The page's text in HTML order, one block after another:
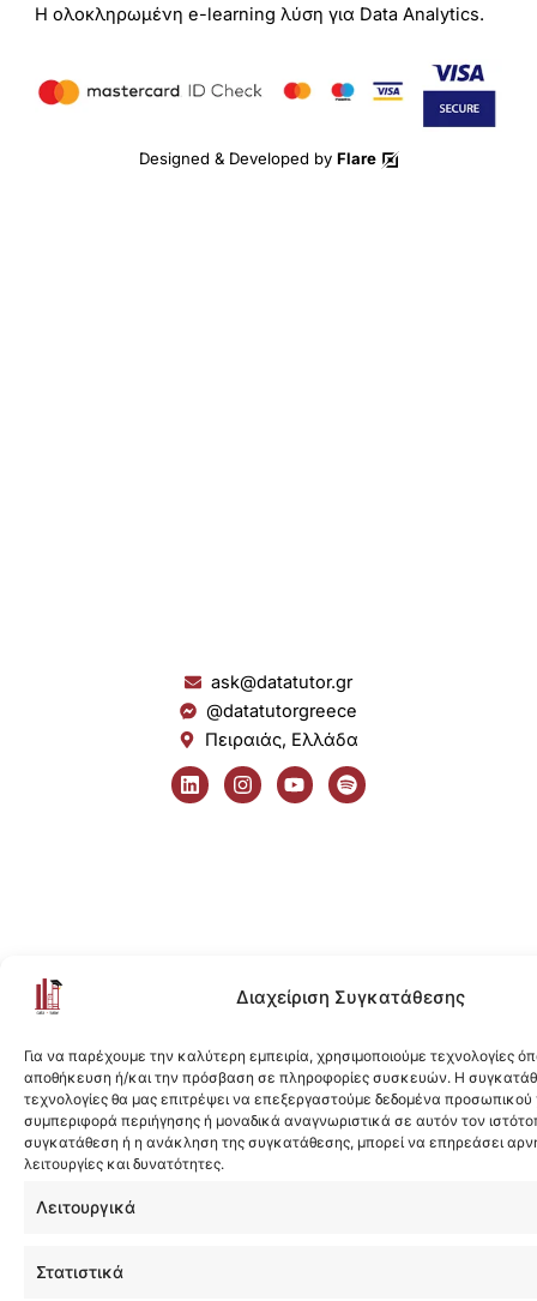
Διαχείριση Συγκατάθεσης
Για να παρέχουμε την καλύτερη εμπειρία, χρησιμοποιούμε τεχνολογίες
αποθήκευση ή/και την πρόσβαση σε πληροφορίες συσκευών. Η
τεχνολογίες θα μας επιτρέψει να επεξεργαστούμε δεδομένα
συμπεριφορά περιήγησης ή μοναδικά αναγνωριστικά σε αυτόν τον
συγκατάθεση ή η ανάκληση της συγκατάθεσης, μπορεί να επηρεάσει
λειτουργίες και δυνατότητες.
Λειτουργικά
Στατιστικά
Η ολοκληρωμένη e-learning λύση για Data Analytics.
Designed & Developed by Flare
ask@datatutor.gr
@datatutorgreece
Πειραιάς, Ελλάδα
L
i
n
I
n
s
Y
o
u
S
p
o